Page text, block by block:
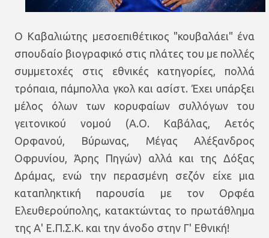
Ο Καβαλιώτης μεσοεπιθέτικος "κουβαλάει" ένα
σπουδαίο βιογραφικό στις πλάτες του με πολλές
συμμετοχές στις εθνικές κατηγορίες, πολλά
τρόπαια, πάμπολλα γκολ και ασίστ. Έχει υπάρξει
μέλος όλων των κορυφαίων συλλόγων του
γειτονικού νομού (Α.Ο. Καβάλας, Αετός
Ορφανού, Βύρωνας, Μέγας Αλέξανδρος
Οφρυνίου, Άρης Πηγών) αλλά και της Δόξας
Δράμας, ενώ την περασμένη σεζόν είχε μια
καταπληκτική παρουσία με τον Ορφέα
Ελευθερούπολης, κατακτώντας το πρωτάθλημα
της Α' Ε.Π.Σ.Κ. και την άνοδο στην Γ' Εθνική!